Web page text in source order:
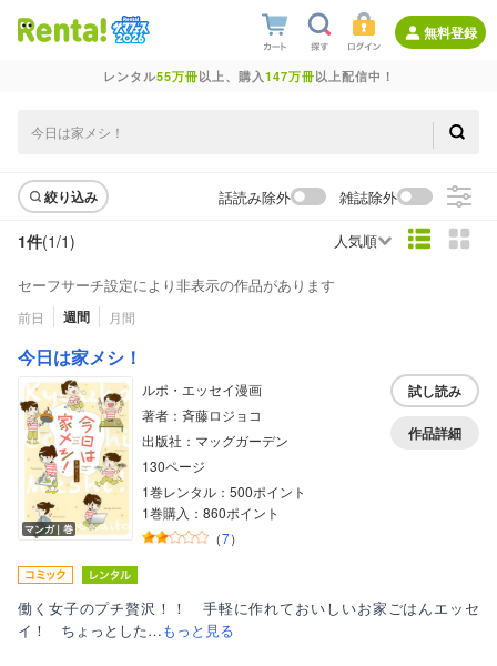
無料登録
レンタル55万冊以上、購入147万冊以上配信中！
絞り込み 話読み除外 雑誌除外
1件(1/1) 人気順
セーフサーチ設定により非表示の作品があります
前日 週間 月間
今日は家メシ！
マンガ｜巻
ルポ・エッセイ漫画
著者：斉藤ロジョコ
出版社：マッグガーデン
130ページ
1巻レンタル：500ポイント
1巻購入：860ポイント
（7）
試し読み
作品詳細
働く女子のプチ贅沢！！ 手軽に作れておいしいお家ごはんエッセ
イ！ ちょっとした…もっと見る